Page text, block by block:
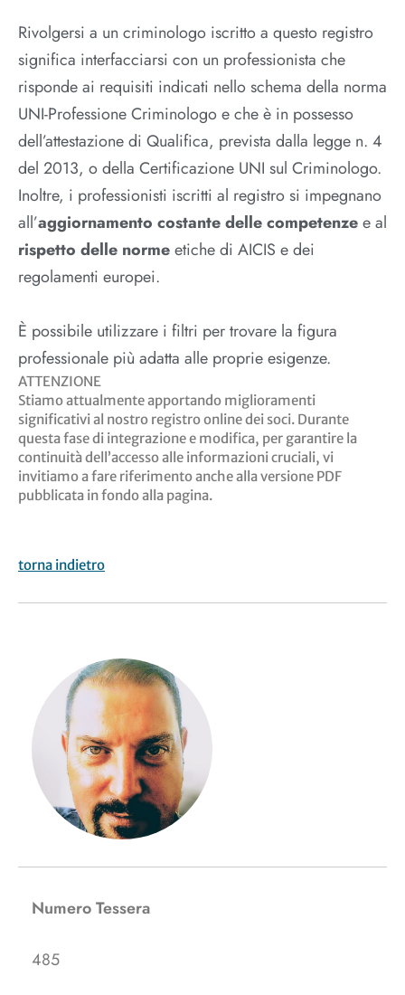
Rivolgersi a un criminologo iscritto a questo registro
significa interfacciarsi con un professionista che
risponde ai requisiti indicati nello schema della norma
UNI-Professione Criminologo e che è in possesso
dell’attestazione di Qualifica, prevista dalla legge n. 4
del 2013, o della Certificazione UNI sul Criminologo.
Inoltre, i professionisti iscritti al registro si impegnano
all’aggiornamento costante delle competenzee al
rispetto delle normeetiche di AICIS e dei
regolamenti europei.
È possibile utilizzare i filtri per trovare la figura
professionale più adatta alle proprie esigenze.
ATTENZIONE
Stiamo attualmente apportando miglioramenti
significativi al nostro registro online dei soci. Durante
questa fase di integrazione e modifica, per garantire la
continuità dell’accesso alle informazioni cruciali, vi
invitiamo a fare riferimento anche alla versione PDF
pubblicata in fondo alla pagina.
torna indietro
Numero Tessera
485